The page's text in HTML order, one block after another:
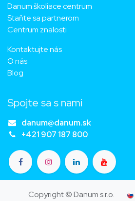
Danum školiace centrum
Staňte sa partnerom
Centrum znalosti
Kontaktujte nás
O nás
Blog
Spojte sa s nami
danum@danum.sk
+421 907 187 800
Copyright © Danum s.r.o.